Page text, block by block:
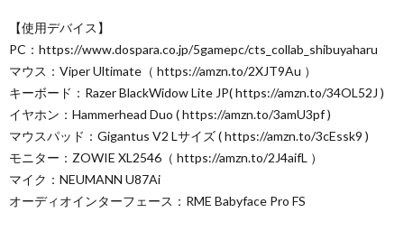
【使用デバイス】
PC：https://www.dospara.co.jp/5gamepc/cts_collab_shibuyaharu
マウス：Viper Ultimate（ https://amzn.to/2XJT9Au ）
キーボード：Razer BlackWidow Lite JP( https://amzn.to/34OL52J )
イヤホン：Hammerhead Duo ( https://amzn.to/3amU3pf )
マウスパッド：Gigantus V2 Lサイズ ( https://amzn.to/3cEssk9 )
モニター：ZOWIE XL2546（ https://amzn.to/2J4aifL ）
マイク：NEUMANN U87Ai
オーディオインターフェース：RME Babyface Pro FS